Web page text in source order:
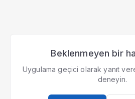
Beklenmeyen bir
Uygulama geçici olarak yanıt
deneyin.